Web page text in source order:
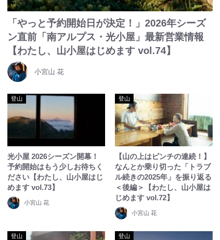
「やっと予約開始日が決定！」2026年シーズ
ン直前「南アルプス・光小屋」最新営業情報
【わたし、山小屋はじめます vol.74】
小宮山 花
登山
光小屋 2026シーズン開幕！
予約開始はもう少しお待ちく
ださい【わたし、山小屋はじ
めます vol.73】
小宮山 花
登山
【山の上はピンチの連続！】
なんとか乗り切った「トラブ
ル続きの2025年」を振り返る
＜後編＞【わたし、山小屋は
じめます vol.72】
小宮山 花
登山 登山